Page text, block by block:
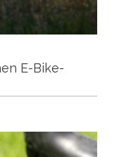
E-Bike-